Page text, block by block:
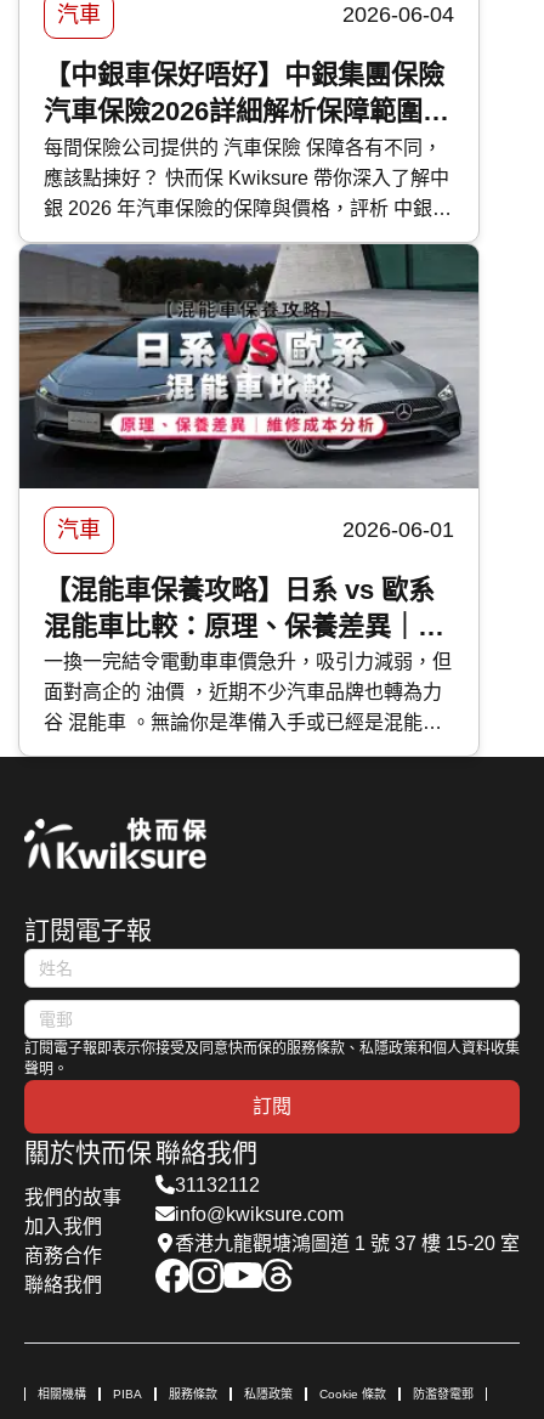
汽車 2026-06-04
【中銀車保好唔好】中銀集團保險
汽車保險2026詳細解析保障範圍及
特色
每間保險公司提供的 汽車保險 保障各有不同，
應該點揀好？ 快而保 Kwiksure 帶你深入了解中
銀 2026 年汽車保險的保障與價格，評析 中銀汽
車保險 優缺點，助你選擇最合適的車保方案。
汽車 2026-06-01
【混能車保養攻略】日系 vs 歐系
混能車比較：原理、保養差異｜維
修成本分析
一換一完結令電動車車價急升，吸引力減弱，但
面對高企的 油價 ，近期不少汽車品牌也轉為力
谷 混能車 。無論你是準備入手或已經是混能車
主，應該如何分辨不同種類的混能車？應該如何
歐系混能車特點及混能車保養攻略。
訂閱電子報
訂閱電子報即表示你接受及同意快而保的服務條款、私隱政策和個人資料收集
聲明。
訂閱
關於快而保
我們的故事
加入我們
商務合作
聯絡我們
聯絡我們
31132112
info@kwiksure.com
香港九龍觀塘鴻圖道 1 號 37 樓 15-20 室
相關機構 PIBA 服務條款 私隱政策 Cookie 條款 防濫發電郵